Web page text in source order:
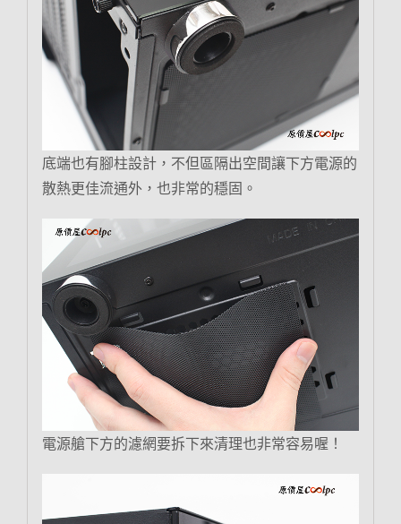
底端也有腳柱設計，不但區隔出空間讓下方電源的
散熱更佳流通外，也非常的穩固。
電源艙下方的濾網要拆下來清理也非常容易喔！